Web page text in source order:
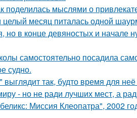
мыслями о
месяц питалась одной
но в конце девяностых и начале
самостоятельно посадила
судно.
так, будто время для неё
- но не ради лучших мест, а
Миссия Клеопатра", 2002